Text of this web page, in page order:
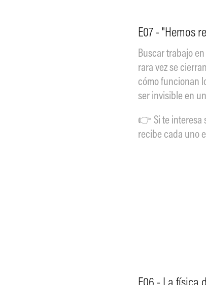
E07 - "Hemos
Buscar trabajo
rara vez se
cómo funcionan
ser invisible en
👉 Si te interesa
recibe cada uno